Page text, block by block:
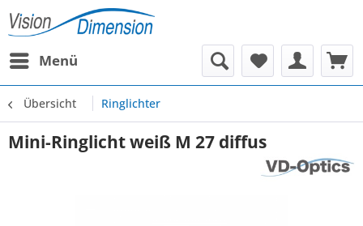
Menü
Übersicht Ringlichter
Mini-Ringlicht weiß M 27 diffus